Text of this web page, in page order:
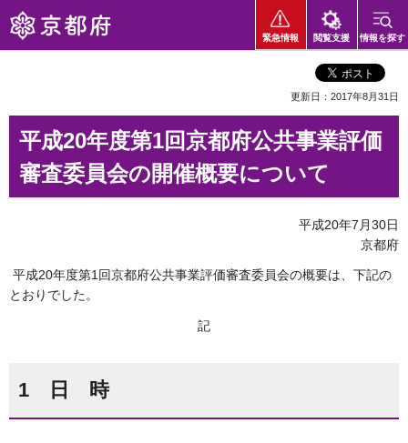
京都府
緊急情報 閲覧支援 情報を探す
更新日：2017年8月31日
平成20年度第1回京都府公共事業評価
審査委員会の開催概要について
平成20年7月30日
京都府
平成20年度第1回京都府公共事業評価審査委員会の概要は、下記の
とおりでした。
記
1 日 時